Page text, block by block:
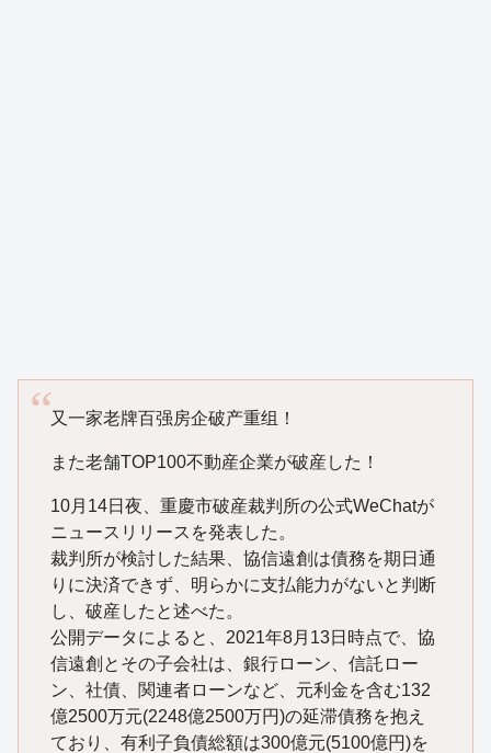
又一家老牌百强房企破产重组！
また老舗TOP100不動産企業が破産した！
10月14日夜、重慶市破産裁判所の公式WeChatが
ニュースリリースを発表した。
裁判所が検討した結果、協信遠創は債務を期日通
りに決済できず、明らかに支払能力がないと判断
し、破産したと述べた。
公開データによると、2021年8月13日時点で、協
信遠創とその子会社は、銀行ローン、信託ロー
ン、社債、関連者ローンなど、元利金を含む132
億2500万元(2248億2500万円)の延滞債務を抱え
ており、有利子負債総額は300億元(5100億円)を